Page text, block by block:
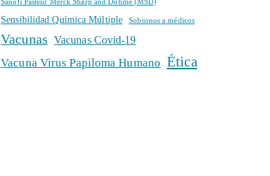
Sensibilidad Química Múltiple Sobornos a médicos
Vacunas Vacunas Covid-19
Vacuna Virus Papiloma Humano Ética